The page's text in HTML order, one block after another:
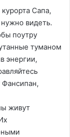
Сапа,
видеть.
поутру
туманом
энергии,
Фансипан,
живут